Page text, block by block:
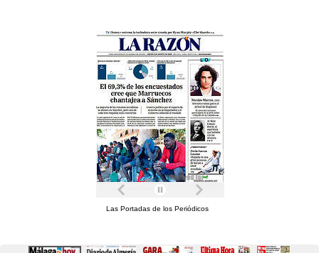
Las Portadas de los Periódicos